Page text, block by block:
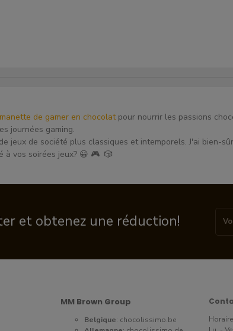
manette de gamer en chocolatpour nourrir les passions
journées gaming.
jeux de société plus classiques et intemporels. J'ai bien-
à vos soirées jeux? 😀 🎮 🎲
et obtenez une réduction!
MM Brown Group
Belgique: chocolissimo.be